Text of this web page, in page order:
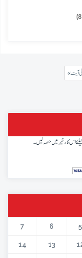
آیت
اس کار خیر میں حصہ لیں۔
5
6
7
13
14